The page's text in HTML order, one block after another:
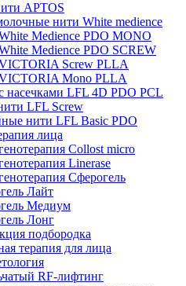
APTOS
нити White medience
Medience PDO MONO
Medience PDO SCREW
Screw PLLA
Mono PLLA
насечками LFL 4D PDO PCL
LFL Screw
нити LFL Basic PDO
лица
Collost micro
Linerase
Сферогель
Лайт
Медиум
Лонг
подбородка
терапия для лица
RF-лифтинг